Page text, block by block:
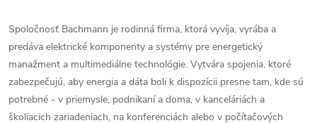
Spoločnosť Bachmann je rodinná firma, ktorá vyvíja, vyrába a
predáva elektrické komponenty a systémy pre energetický
manažment a multimediálne technológie. Vytvára spojenia, ktoré
zabezpečujú, aby energia a dáta boli k dispozícii presne tam, kde sú
potrebné - v priemysle, podnikaní a doma, v kanceláriách a
školiacich zariadeniach, na konferenciách alebo v počítačových